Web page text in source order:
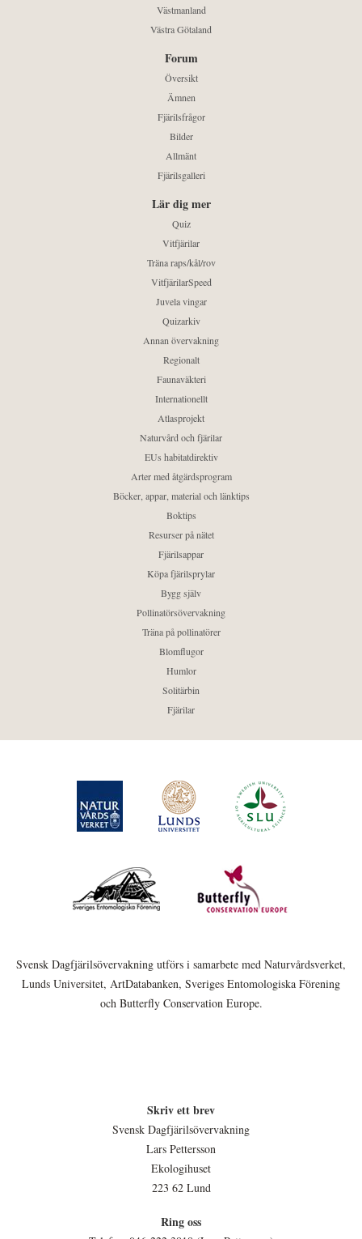
Västmanland
Västra Götaland
Forum
Översikt
Ämnen
Fjärilsfrågor
Bilder
Allmänt
Fjärilsgalleri
Lär dig mer
Quiz
Vitfjärilar
Träna raps/kål/rov
VitfjärilarSpeed
Juvela vingar
Quizarkiv
Annan övervakning
Regionalt
Faunaväkteri
Internationellt
Atlasprojekt
Naturvård och fjärilar
EUs habitatdirektiv
Arter med åtgärdsprogram
Böcker, appar, material och länktips
Boktips
Resurser på nätet
Fjärilsappar
Köpa fjärilsprylar
Bygg själv
Pollinatörsövervakning
Träna på pollinatörer
Blomflugor
Humlor
Solitärbin
Fjärilar
Svensk Dagfjärilsövervakning utförs i samarbete med Naturvårdsverket,
Lunds Universitet, ArtDatabanken, Sveriges Entomologiska Förening
och Butterfly Conservation Europe.
Skriv ett brev
Svensk Dagfjärilsövervakning
Lars Pettersson
Ekologihuset
223 62 Lund
Ring oss